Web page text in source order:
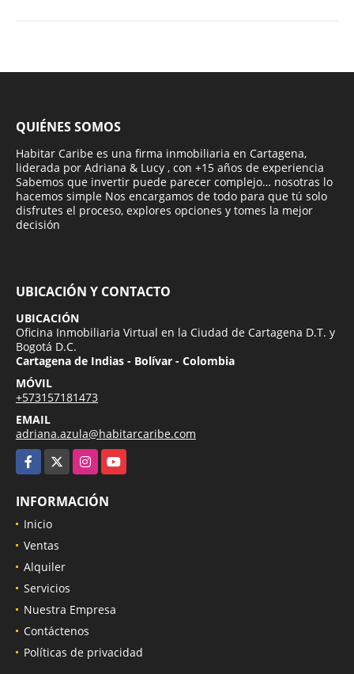
QUIÉNES SOMOS
Habitar Caribe es una firma inmobiliaria en Cartagena,
liderada por Adriana & Lucy , con +15 años de experiencia
Sabemos que invertir puede parecer complejo… nosotras lo
hacemos simple Nos encargamos de todo para que tú solo
disfrutes el proceso, explores opciones y tomes la mejor
decisión
UBICACIÓN Y CONTACTO
UBICACIÓN
Oficina Inmobiliaria Virtual en la Ciudad de Cartagena D.T. y
Bogotá D.C.
Cartagena de Indias - Bolívar - Colombia
MÓVIL
+573157181473
EMAIL
adriana.azula@habitarcaribe.com
Facebook
InstagramYouTube
INFORMACIÓN
Inicio
Ventas
Alquiler
Servicios
Nuestra Empresa
Contáctenos
Políticas de privacidad